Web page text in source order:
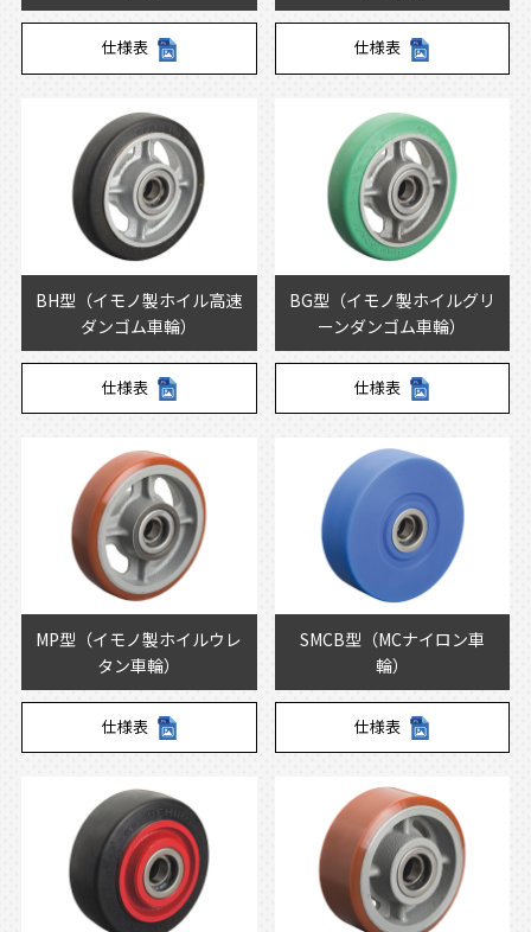
仕様表 仕様表
BH型（イモノ製ホイル高速
ダンゴム車輪）
仕様表
BG型（イモノ製ホイルグリ
ーンダンゴム車輪）
仕様表
MP型（イモノ製ホイルウレ
タン車輪）
仕様表
SMCB型（MCナイロン車
輪）
仕様表